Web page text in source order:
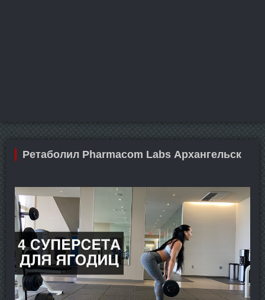
Ретаболил Pharmacom Labs Архангельск